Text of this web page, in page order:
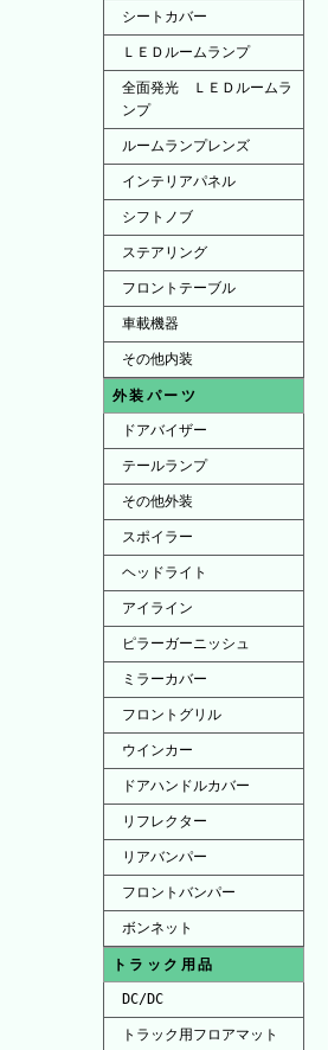
シートカバー
ＬＥＤルームランプ
全面発光 ＬＥＤルームラ
ンプ
ルームランプレンズ
インテリアパネル
シフトノブ
ステアリング
フロントテーブル
車載機器
その他内装
外装パーツ
ドアバイザー
テールランプ
その他外装
スポイラー
ヘッドライト
アイライン
ピラーガーニッシュ
ミラーカバー
フロントグリル
ウインカー
ドアハンドルカバー
リフレクター
リアバンパー
フロントバンパー
ボンネット
トラック用品
DC/DC
トラック用フロアマット